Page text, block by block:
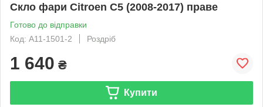
Скло фари Citroen C5 (2008-2017) праве
Готово до відправки
Код: A11-1501-2
Роздріб
1 640 ₴
Купити